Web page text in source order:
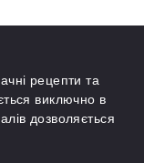
рецепти та
виключно в
дозволяється